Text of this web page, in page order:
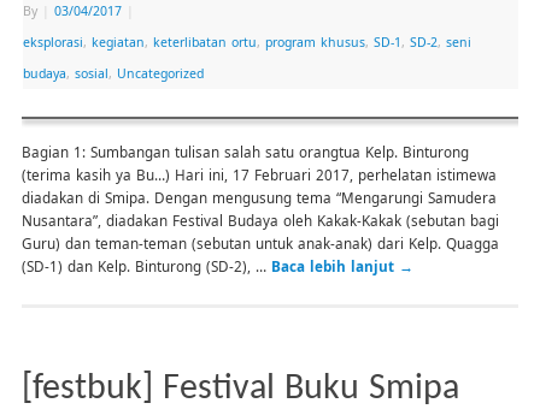
By 03/04/2017
eksplorasi, kegiatan, keterlibatan ortu, program khusus, SD-1 , SD-2, seni
budaya, sosial, Uncategorized
Bagian 1: Sumbangan tulisan salah satu orangtua Kelp. Binturong
(terima kasih ya Bu…) Hari ini, 17 Februari 2017, perhelatan istimewa
diadakan di Smipa. Dengan mengusung tema “Mengarungi Samudera
Nusantara”, diadakan Festival Budaya oleh Kakak-Kakak (sebutan bagi
Guru) dan teman-teman (sebutan untuk anak-anak) dari Kelp. Quagga
(SD-1) dan Kelp. Binturong (SD-2), … Baca lebih lanjut →
[festbuk] Festival Buku Smipa